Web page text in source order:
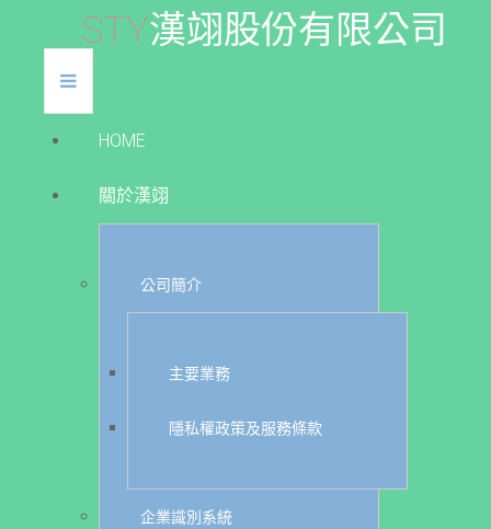
STY漢翊股份有限公司
HOME
關於漢翊
公司簡介
主要業務
隱私權政策及服務條款
企業識別系統